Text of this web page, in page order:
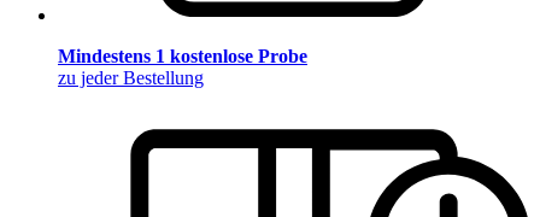
Mindestens 1 kostenlose Probe
zu jeder Bestellung